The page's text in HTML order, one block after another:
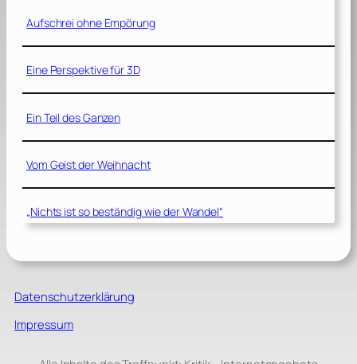
Aufschrei ohne Empörung
Eine Perspektive für 3D
Ein Teil des Ganzen
Vom Geist der Weihnacht
„Nichts ist so beständig wie der Wandel“
Datenschutzerklärung
Impressum